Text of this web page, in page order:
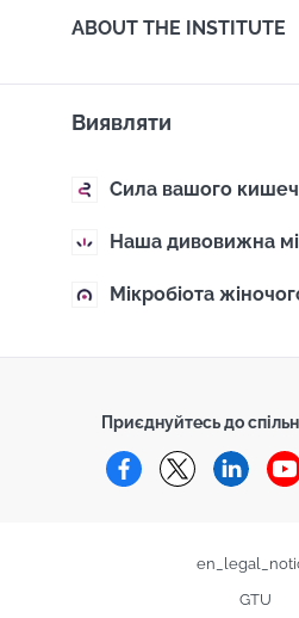
ABOUT THE INSTITUTE
Виявляти
Сила вашого
Наша дивовижна
Мікробіота
Приєднуйтесь до
Facebook
Twitter
GTU